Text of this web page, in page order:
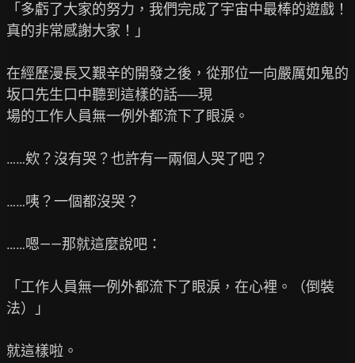
「多虧了大家的努力，我們完成了宇宙中最棒的遊戲！
真的非常感謝大家！」
在經歷漫長又艱辛的開發之後，從那位一向嚴厲如鬼的
坂口先生口中聽到這樣的話──現
場的工作人員無一例外都流下了眼淚。
……欸？沒有哭？也許有一兩個人哭了吧？
……咦？一個都沒哭？
……嗯——那就這麼說吧：
「工作人員無一例外都流下了眼淚，在心裡。（倒裝
法）」
就這樣啦。